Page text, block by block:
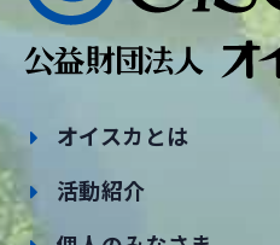
オイスカとは
活動紹介